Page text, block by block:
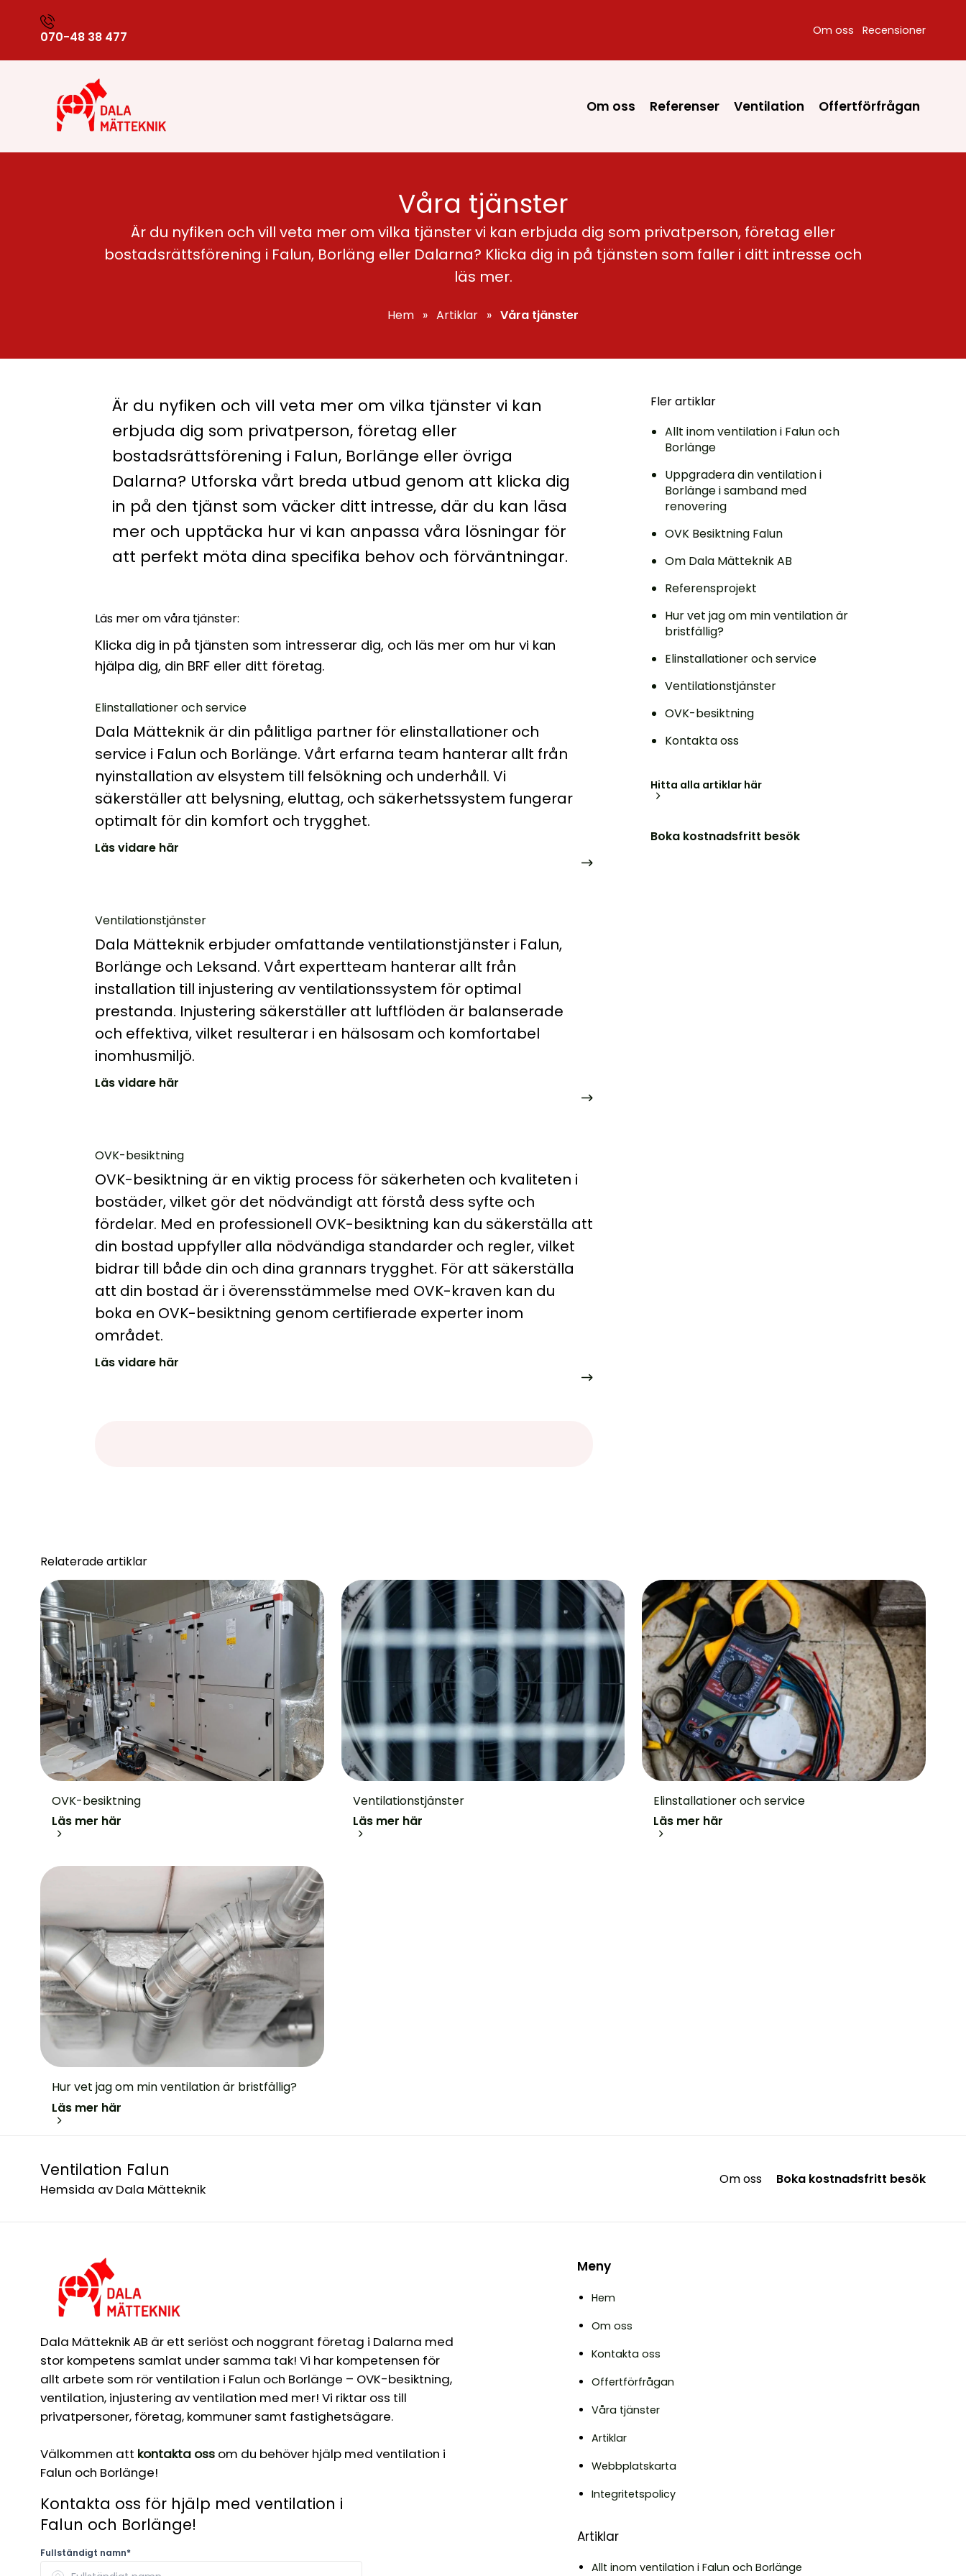
070-48 38 477 Om oss Recensioner
Om oss Referenser Ventilation Offertförfrågan
Våra tjänster
Är du nyfiken och vill veta mer om vilka tjänster vi kan erbjuda dig som privatperson, företag eller
bostadsrättsförening i Falun, Borläng eller Dalarna? Klicka dig in på tjänsten som faller i ditt intresse och
läs mer.
Hem » Artiklar » Våra tjänster
Är du nyfiken och vill veta mer om vilka tjänster vi kan
erbjuda dig som privatperson, företag eller
bostadsrättsförening i Falun, Borlänge eller övriga
Dalarna? Utforska vårt breda utbud genom att klicka dig
in på den tjänst som väcker ditt intresse, där du kan läsa
mer och upptäcka hur vi kan anpassa våra lösningar för
att perfekt möta dina specifika behov och förväntningar.
Läs mer om våra tjänster:
Klicka dig in på tjänsten som intresserar dig, och läs mer om hur vi kan
hjälpa dig, din BRF eller ditt företag.
Elinstallationer och service
Dala Mätteknik är din pålitliga partner för elinstallationer och
service i Falun och Borlänge. Vårt erfarna team hanterar allt från
nyinstallation av elsystem till felsökning och underhåll. Vi
säkerställer att belysning, eluttag, och säkerhetssystem fungerar
optimalt för din komfort och trygghet.
Läs vidare här
Ventilationstjänster
Dala Mätteknik erbjuder omfattande ventilationstjänster i Falun,
Borlänge och Leksand. Vårt expertteam hanterar allt från
installation till injustering av ventilationssystem för optimal
prestanda. Injustering säkerställer att luftflöden är balanserade
och effektiva, vilket resulterar i en hälsosam och komfortabel
inomhusmiljö.
Läs vidare här
OVK-besiktning
OVK-besiktning är en viktig process för säkerheten och kvaliteten i
bostäder, vilket gör det nödvändigt att förstå dess syfte och
fördelar. Med en professionell OVK-besiktning kan du säkerställa att
din bostad uppfyller alla nödvändiga standarder och regler, vilket
bidrar till både din och dina grannars trygghet. För att säkerställa
att din bostad är i överensstämmelse med OVK-kraven kan du
boka en OVK-besiktning genom certifierade experter inom
området.
Läs vidare här
Fler artiklar
Allt inom ventilation i Falun och
Borlänge
Uppgradera din ventilation i
Borlänge i samband med
renovering
OVK Besiktning Falun
Om Dala Mätteknik AB
Referensprojekt
Hur vet jag om min ventilation är
bristfällig?
Elinstallationer och service
Ventilationstjänster
OVK-besiktning
Kontakta oss
Hitta alla artiklar här
Boka kostnadsfritt besök
Relaterade artiklar
OVK-besiktning
Läs mer här
Ventilationstjänster
Läs mer här
Elinstallationer och service
Läs mer här
Hur vet jag om min ventilation är bristfällig?
Läs mer här
Ventilation Falun
Hemsida av Dala Mätteknik
Om oss Boka kostnadsfritt besök
Dala Mätteknik AB är ett seriöst och noggrant företag i Dalarna med
stor kompetens samlat under samma tak! Vi har kompetensen för
allt arbete som rör ventilation i Falun och Borlänge – OVK-besiktning,
ventilation, injustering av ventilation med mer! Vi riktar oss till
privatpersoner, företag, kommuner samt fastighetsägare.
Välkommen att kontakta oss om du behöver hjälp med ventilation i
Falun och Borlänge!
Kontakta oss för hjälp med ventilation i
Falun och Borlänge!
Fullständigt namn*
Meny
Hem
Om oss
Kontakta oss
Offertförfrågan
Våra tjänster
Artiklar
Webbplatskarta
Integritetspolicy
Artiklar
Allt inom ventilation i Falun och Borlänge